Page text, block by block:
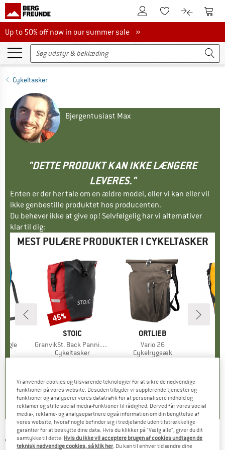
Til kundekontoenTil huskesedlen.
Til Til
Up to 50% off now in our summer sale
Up to 50% off now in our summer sale »
Cykeltasker
Bjergentusiast Max
"DETTE PRODUKT KAN IKKE LÆNGERE
LEVERES."
Enten er der her tale om en ældre model, eller vi kan eller vil
ikke genbestille produktet hos producenten.
Du behøver ikke at give op! Selvfølgelig har vi alternativer
klar til dig:
MEST PULÆRE PRODUKTER I CYKELTASKER
pris
€
)
MÆRKE
STOIC
Artikel
GranvikSt. Back Pannier 22
Produktgruppe
Cykeltasker
4,5( 169)
Rabat
45%
MÆRKE
ORTLIEB
Artikel
Vario 26
Produktgruppe
Cykelrygsæk
4,9(42)
VAUDE -Proof Double UL - Cykeltaske
Vi anvender cookies og tilsvarende teknologier for at sikre de nødvendige
funktioner på vores website. Desuden tilbyder vi supplerende tjenester og
funktioner og analyserer vores datatrafik for at personalisere indhold og
reklamer og stille social media-funktioner til rådighed. Derved får vores social
media-, reklame- og analysepartnere også information om din benyttelse af
vores website, hvoraf nogle befinder sig i tredjelande uden tilstrækkelige
garantier for at beskytte dine data. Hvis du klikker på "Vælg alle", giver du dit
samtykke til dette. Hvis du ikke vil acceptere brugen af cookies undtagen de
teknisk nødvendige cookies, så klik her. Du kan til enhver tid ændre dine